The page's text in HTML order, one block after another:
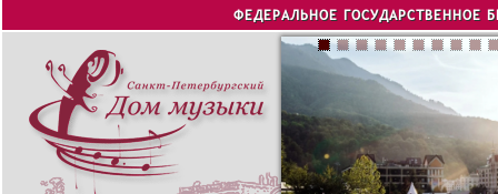
Jump to navigation
ФЕДЕРАЛЬНОЕ ГОСУДАРСТВЕННОЕ